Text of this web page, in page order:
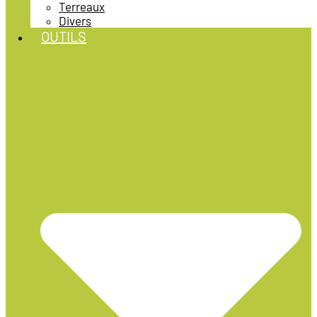
Terreaux
Divers
OUTILS